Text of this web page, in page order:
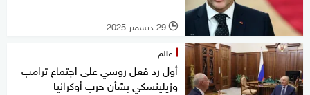
l 29 ديسمبر 2025
عالم
أول رد فعل روسي على اجتماع ترامب
وزيلينسكي بشأن حرب أوكرانيا